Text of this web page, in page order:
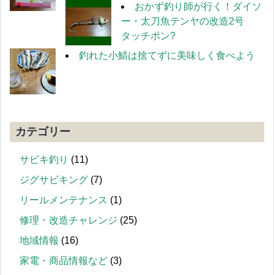
おかず釣り師が行く！ダイソ
ー・太刀魚テンヤの改造2号
タッチポン?
釣れた小鯖は捨てずに美味しく食べよう
カテゴリー
サビキ釣り (11)
ジグサビキング (7)
リールメンテナンス (1)
修理・改造チャレンジ (25)
地域情報 (16)
家電・商品情報など (3)